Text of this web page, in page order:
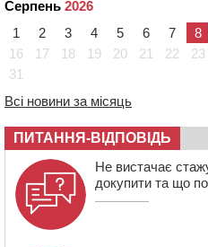
На Черкащині сьогодні
шквали до 22 м/с
12:50
11:29 У Черкасах до
транспорту на трьох
Серпень 2026
1
2 3 4 5 6 7 8
16
17 18 19 20 21 22 23
31
Всі новини за місяць
ПИТАННЯ-ВІДПОВІДЬ
Не вистачає
докупити та що